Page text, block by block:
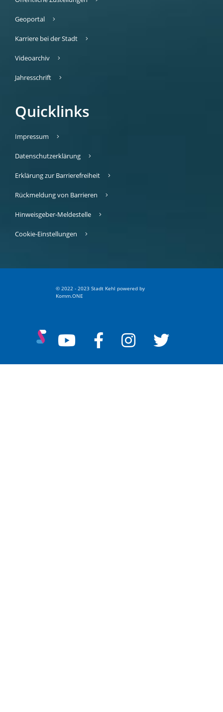
Geoportal
Karriere bei der Stadt
Videoarchiv
Jahresschrift
Quicklinks
Impressum
Datenschutzerklärung
Erklärung zur Barrierefreiheit
Rückmeldung von Barrieren
Hinweisgeber-Meldestelle
Cookie-Einstellungen
© 2022 - 2023 Stadt Kehl powered by
Komm.ONE